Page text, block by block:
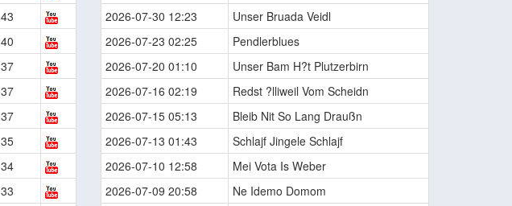
43
40
37
37
37
35
34
33
2026-07-30 12:23
Unser Bruada Veidl
2026-07-23 02:25
Pendlerblues
2026-07-20 01:10
Unser Bam H?t Plutzerbirn
2026-07-16 02:19
Redst ?lliweil Vom Scheidn
2026-07-15 05:13
Bleib Nit So Lang Draußn
2026-07-13 01:43
Schlajf Jingele Schlajf
2026-07-10 12:58
Mei Vota Is Weber
2026-07-09 20:58
Ne Idemo Domom